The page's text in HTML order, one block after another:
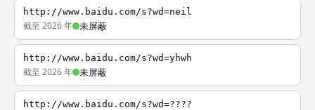
http://www.baidu.com/s?wd=neil
截至 2026 年 未屏蔽
http://www.baidu.com/s?wd=yhwh
截至 2026 年 未屏蔽
http://www.baidu.com/s?wd=????